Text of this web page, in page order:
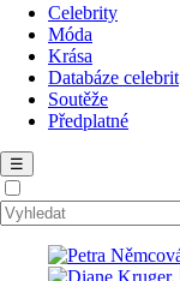
Celebrity
Móda
Krása
Databáze celebrit
Soutěže
Předplatné
☰